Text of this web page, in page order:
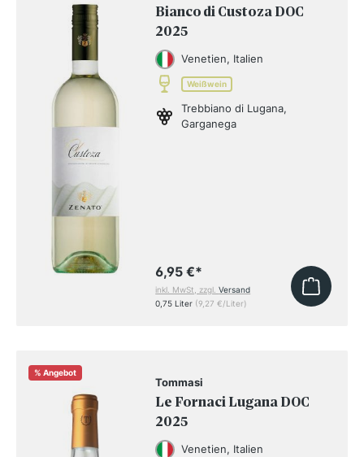
Bianco di Custoza DOC
2025
Venetien, Italien
Weißwein
Trebbiano di Lugana,
Garganega
6,95 €*
inkl. MwSt, zzgl.Versand
0,75 Liter (9,27 €/Liter)
% Angebot
Tommasi
Le Fornaci Lugana DOC
2025
Venetien, Italien